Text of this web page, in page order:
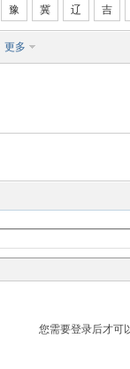
豫 冀 辽 吉
更多
您需要登录后才可